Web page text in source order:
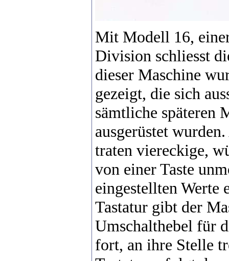
Mit Modell 16,
Division schliesst
dieser Maschine
gezeigt, die sich
sämtliche späteren
ausgerüstet
traten viereckige,
von einer Taste
eingestellten Werte
Tastatur gibt der
Umschalthebel für
fort, an ihre Stelle